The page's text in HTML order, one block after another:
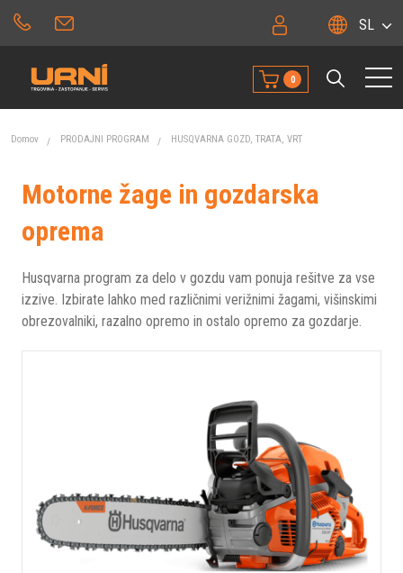
SL
0
Domov PRODAJNI PROGRAM HUSQVARNA GOZD, TRATA, VRT
Motorne žage in gozdarska
oprema
Husqvarna program za delo v gozdu vam ponuja rešitve za vse
izzive. Izbirate lahko med različnimi verižnimi žagami, višinskimi
obrezovalniki, razalno opremo in ostalo opremo za gozdarje.